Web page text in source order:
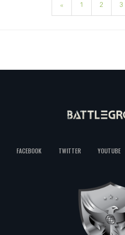
« 1 2 3
FACEBOOK TWITTER YOUTUBE